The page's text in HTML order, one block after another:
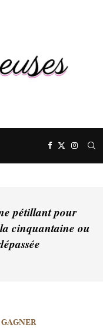
pétillant pour
cinquantaine ou